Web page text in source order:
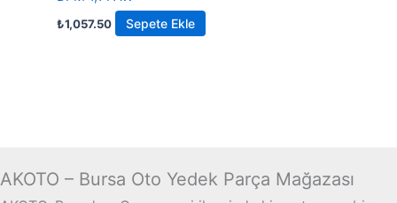
₺1,057.50 Sepete Ekle
AKOTO – Bursa Oto Yedek Parça Mağazası